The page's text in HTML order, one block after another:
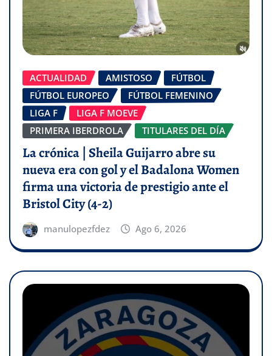
ACTUALIDAD AMISTOSO
FÚTBOL
FÚTBOL EUROPEO
FÚTBOL FEMENINO
LIGA F
LIGA F MOEVE
PRIMERA IBERDROLA
TITULARES DEL DÍA
La crónica | Sheila Guijarro abre su
nueva era con gol y el Badalona Women
firma una victoria de prestigio ante el
Bristol City (4-2)
manulopezfdez Ago 6, 2026